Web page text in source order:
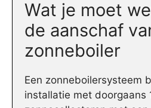
Wat je moet
de aanschaf
zonneboiler
Een zonneboilersysteem
installatie met doorgaans